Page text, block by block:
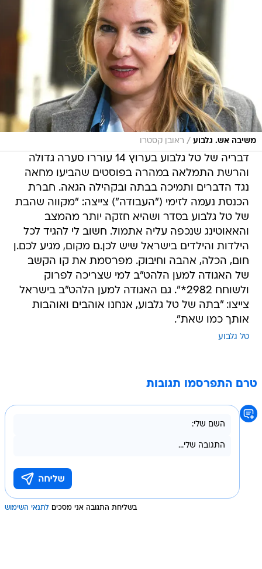
משיבה אש. גלבוע / ראובן קסטרו
דבריה של טל גלבוע בערוץ 14 עוררו סערה גדולה
והרשת התמלאה במהרה בפוסטים שהביעו מחאה
נגד הדברים ותמיכה בבתה ובקהילה הגאה. חברת
הכנסת נעמה לזימי ("העבודה") צייצה: "מקווה שהבת
של טל גלבוע בסדר ושהיא חזקה יותר מהמצב
והאאוטינג שנכפה עליה אתמול. חשוב לי להגיד לכל
הילדות והילדים בישראל שיש לכן.ם מקום, מגיע לכם.ן
חום, הכלה, אהבה וחיבוק. מפרסמת את קו הקשב
של האגודה למען הלהט"ב למי שצריכה לפרוק
ולשוחח 2982*". גם האגודה למען הלהט"ב בישראל
צייצו: "בתה של טל גלבוע, אנחנו אוהבים ואוהבות
אותך כמו שאת".
טל גלבוע
טרם התפרסמו תגובות
בשליחת התגובה אני מסכים לתנאי השימוש